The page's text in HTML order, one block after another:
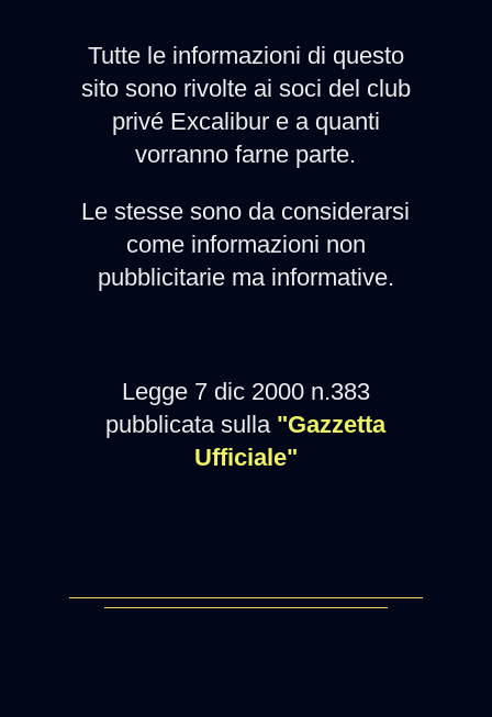
Tutte le informazioni di questo
sito sono rivolte ai soci del club
privé Excalibur e a quanti
vorranno farne parte.
Le stesse sono da considerarsi
come informazioni non
pubblicitarie ma informative.
Legge 7 dic 2000 n.383
pubblicata sulla "Gazzetta
Ufficiale"